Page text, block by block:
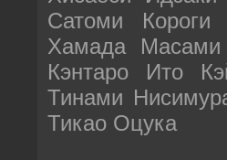
Сатоми Короги
Хамада Масами
Кэнтаро Ито
Тинами
Тикао Оцука